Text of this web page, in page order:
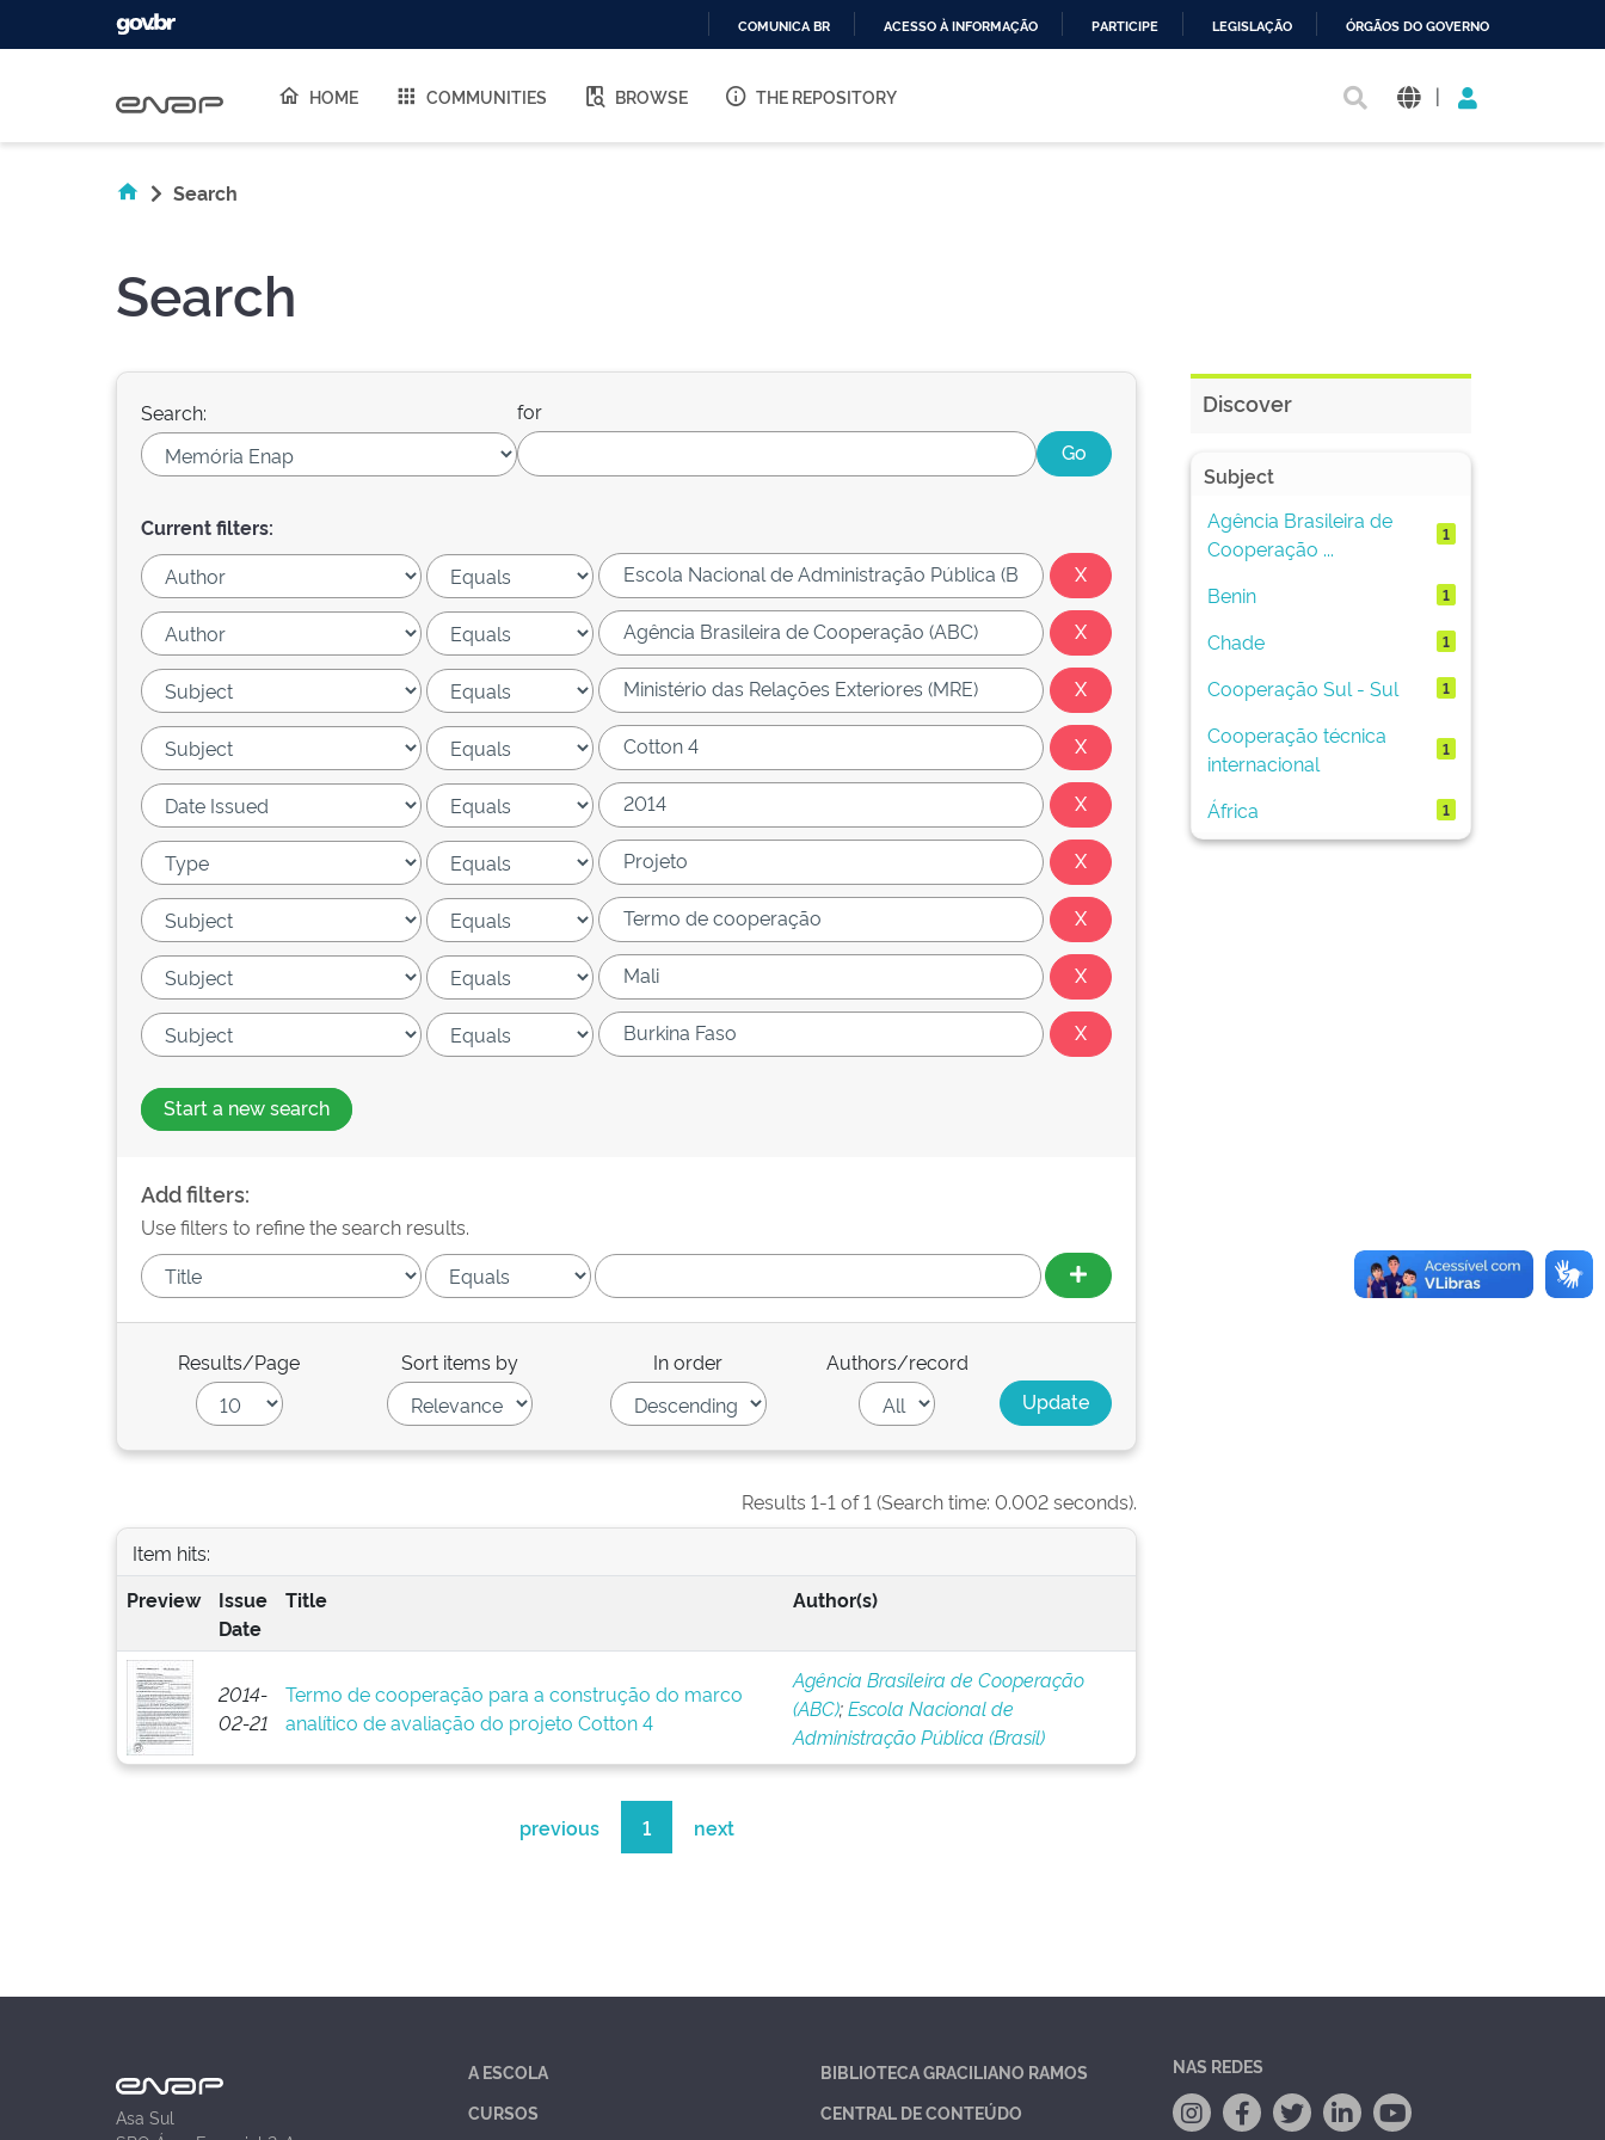
O
COMUNICA BR ACESSO À INFORMAÇÃO PARTICIPE LEGISLAÇÃO ÓRGÃOS DO GOVERNO
HOME COMMUNITIES BROWSE THE REPOSITORY |
Search
Search
Search: for
Current filters:
Start a new search
Add filters:
Use filters to refine the search results.
Results/Page Sort items by In order Authors/record
Results 1-1 of 1 (Search time: 0.002 seconds).
Item hits:
Preview
Issue
Date
Title Author(s)
2014-
02-21
Termo de cooperação para a construção do marco
analítico de avaliação do projeto Cotton 4
Agência Brasileira de Cooperação
(ABC);Escola Nacional de
Administração Pública (Brasil)
previous 1 next
Discover
Subject
Agência Brasileira de
Cooperação ...
1
Benin 1
Chade 1
Cooperação Sul - Sul 1
Cooperação técnica
internacional
1
África 1
Asa Sul
A ESCOLA
CURSOS
BIBLIOTECA GRACILIANO RAMOS
CENTRAL DE CONTEÚDO
NAS REDES